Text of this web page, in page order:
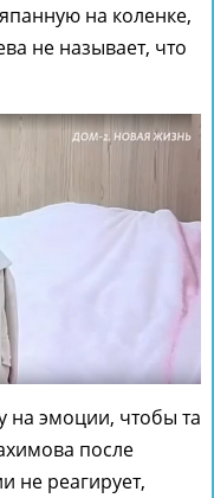
на коленке,
не называет, что
на эмоции, чтобы та
после
не реагирует,